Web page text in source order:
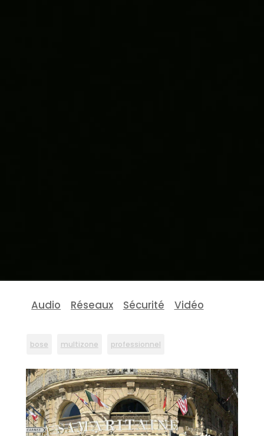
Audio Réseaux Sécurité Vidéo
bose multizone professionnel